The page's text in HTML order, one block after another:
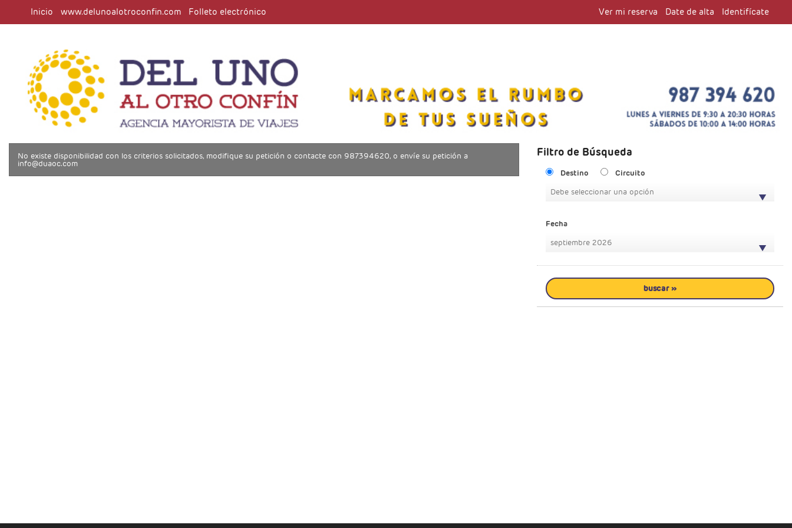
Inicio www.delunoalotroconfin.com Folleto electrónico Ver mi reserva Date de alta Identifícate
No existe disponibilidad con los criterios solicitados, modifique su petición o contacte con 987394620, o envíe su petición a
info@duaoc.com
Filtro de Búsqueda
Destino
Circuito
Debe seleccionar una opción
Fecha
septiembre 2026